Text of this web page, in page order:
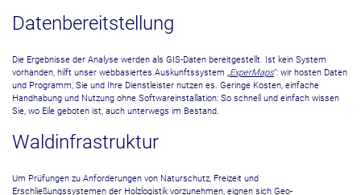
Datenbereitstellung
Die Ergebnisse der Analyse werden als GIS-Daten bereitgestellt. Ist kein System
vorhanden, hilft unser webbasiertes Auskunftssystem „ExperMaps“: wir hosten Daten
und Programm, Sie und Ihre Dienstleister nutzen es. Geringe Kosten, einfache
Handhabung und Nutzung ohne Softwareinstallation: So schnell und einfach wissen
Sie, wo Eile geboten ist, auch unterwegs im Bestand.
Waldinfrastruktur
Um Prüfungen zu Anforderungen von Naturschutz, Freizeit und
Erschließungssystemen der Holzlogistik vorzunehmen, eignen sich Geo-